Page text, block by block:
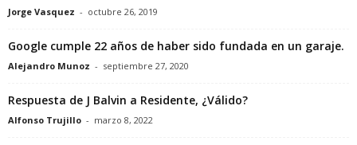
Jorge Vasquez - octubre 26, 2019
Google cumple 22 años de haber sido fundada en un garaje.
Alejandro Munoz - septiembre 27, 2020
Respuesta de J Balvin a Residente, ¿Válido?
Alfonso Trujillo - marzo 8, 2022